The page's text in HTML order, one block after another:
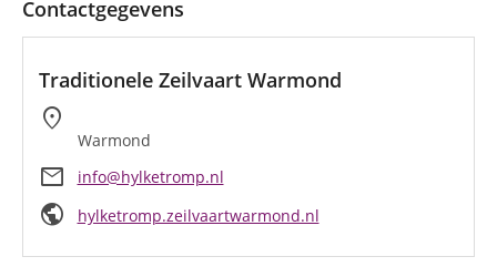
Contactgegevens
Traditionele Zeilvaart Warmond
location_on
Warmond
mail info@hylketromp.nl
public hylketromp.zeilvaartwarmond.nl